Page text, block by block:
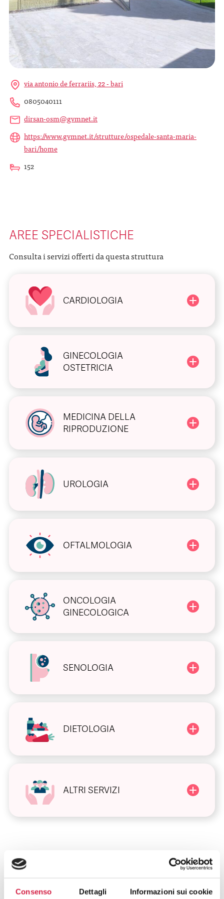
Consenso Dettagli Informazioni sui cookie
via antonio de ferrariis, 22 - bari
0805040111
dirsan-osm@gvmnet.it
https://www.gvmnet.it/strutture/ospedale-santa-maria-
bari/home
152
AREE SPECIALISTICHE
Consulta i servizi offerti da questa struttura
CARDIOLOGIA
GINECOLOGIA
OSTETRICIA
MEDICINA DELLA
RIPRODUZIONE
UROLOGIA
OFTALMOLOGIA
ONCOLOGIA
GINECOLOGICA
SENOLOGIA
DIETOLOGIA
ALTRI SERVIZI
FAQ SUGLI OSPEDALI BOLLINO